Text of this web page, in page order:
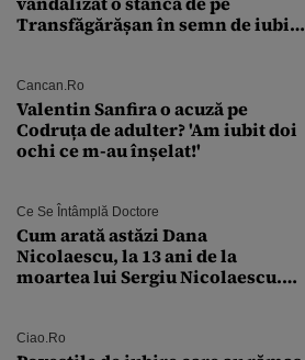
Transfăgărășan în semn de iubire
Cancan.ro
Valentin Sanfira o acuză pe
Codruța de adulter? 'Am iubit doi
ochi ce m-au înșelat!'
Ce Se Întâmplă Doctore
Cum arată astăzi Dana
Nicolaescu, la 13 ani de la
moartea lui Sergiu Nicolaescu.
Ciao.ro